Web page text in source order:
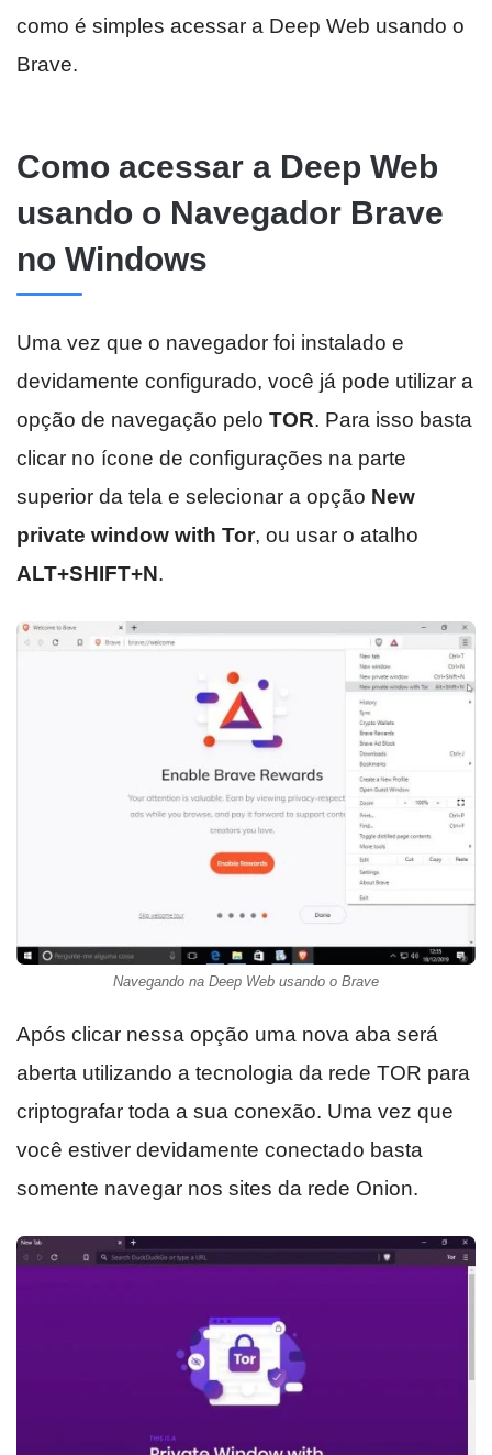
como é simples acessar a Deep Web usando o
Brave.
Como acessar a Deep Web
usando o Navegador Brave
no Windows
Uma vez que o navegador foi instalado e
devidamente configurado, você já pode utilizar a
opção de navegação pelo TOR. Para isso basta
clicar no ícone de configurações na parte
superior da tela e selecionar a opção New
private window with Tor, ou usar o atalho
ALT+SHIFT+N.
Navegando na Deep Web usando o Brave
Após clicar nessa opção uma nova aba será
aberta utilizando a tecnologia da rede TOR para
criptografar toda a sua conexão. Uma vez que
você estiver devidamente conectado basta
somente navegar nos sites da rede Onion.